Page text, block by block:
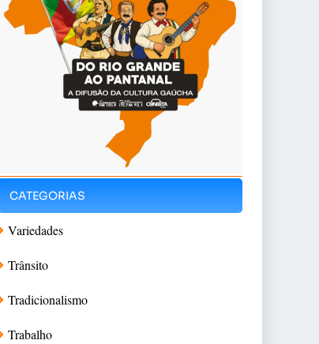
CATEGORIAS
Variedades
Trânsito
Tradicionalismo
Trabalho